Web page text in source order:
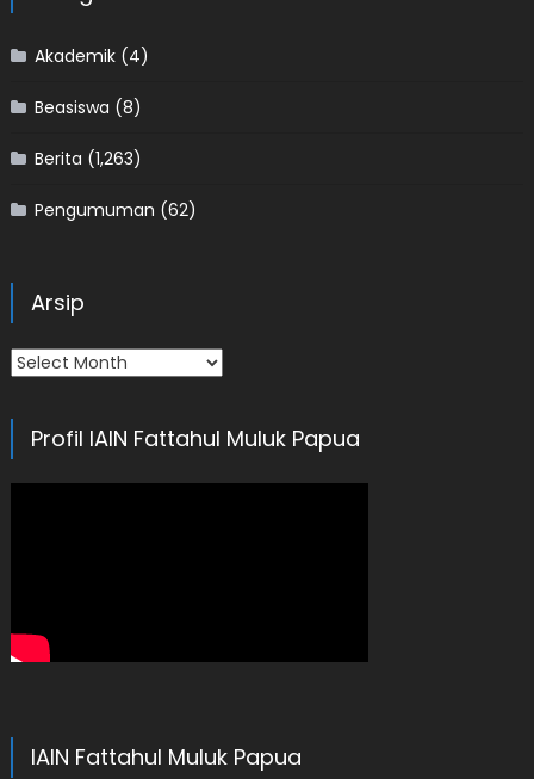
Akademik(4)
Beasiswa (8)
Berita (1,263)
Pengumuman (62)
Arsip
Arsip
Profil IAIN Fattahul Muluk Papua
IAIN Fattahul Muluk Papua